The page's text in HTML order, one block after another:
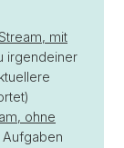
mit
irgendeiner
ohne